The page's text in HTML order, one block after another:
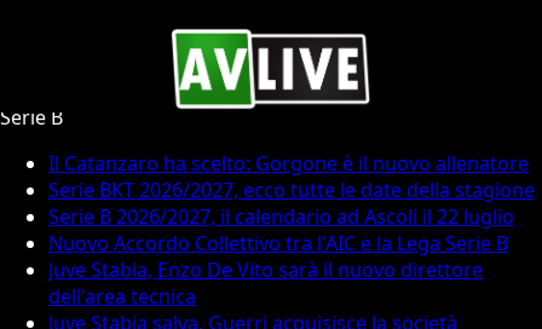
Calcio Serie B
Serie B
Il Catanzaro ha scelto: Gorgone è il nuovo allenatore
Serie BKT 2026/2027, ecco tutte le date della stagione
Serie B 2026/2027, il calendario ad Ascoli il 22 luglio
Nuovo Accordo Collettivo tra l'AIC e la Lega Serie B
Juve Stabia, Enzo De Vito sarà il nuovo direttore
dell'area tecnica
Juve Stabia salva, Guerri acquisisce la società